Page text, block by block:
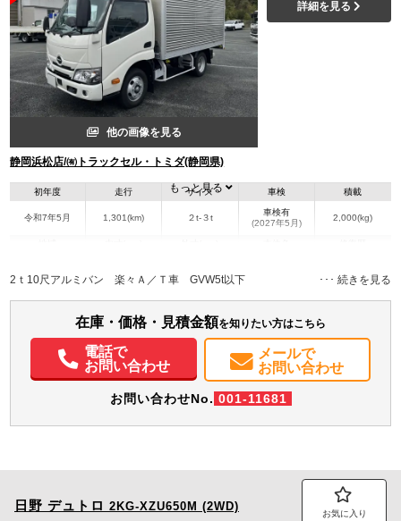
他の画像を見る
静岡浜松店/㈲トラックセル・トミダ(静岡県)
詳細を見る
初年度
令和7年5月
走行
1,301(km)
サイズ
２t-３t
車検
車検有
(2027年5月)
積載
2,000(kg)
静岡県
W:1,770
H:2,120
W:1,880
H:3,010
無
装備情報
パワステ パワーウィンドウ
電動格納ミラー
バックモニター 記録簿（一部含む）
取扱説明書（一部含む）
メンテナンスノート（保証書）
もっと見る
2ｔ10尺アルミバン 楽々Ａ／Ｔ車 GVW5t以下
在庫・価格・見積金額を知りたい方はこちら
電話で
お問い合わせ
メールで
お問い合わせ
お問い合わせNo. 001-11681
日野 デュトロ 2KG-XZU650M (2WD)
お気に入り